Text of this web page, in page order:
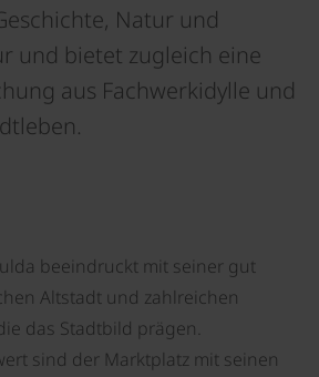
Natur und
und bietet zugleich eine
aus Fachwerkidylle und
beeindruckt mit seiner gut
Altstadt und zahlreichen
das Stadtbild prägen.
sind der Marktplatz mit seinen